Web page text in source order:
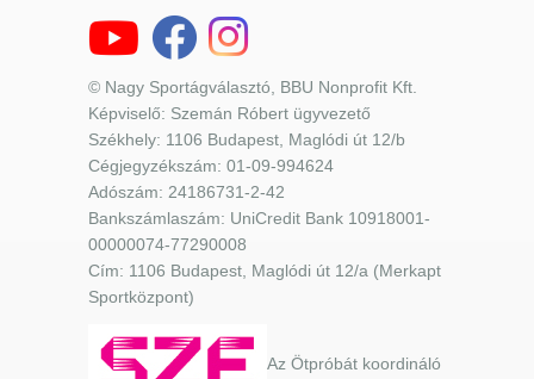
© Nagy Sportágválasztó, BBU Nonprofit Kft.
Képviselő: Szemán Róbert ügyvezető
Székhely: 1106 Budapest, Maglódi út 12/b
Cégjegyzékszám: 01-09-994624
Adószám: 24186731-2-42
Bankszámlaszám: UniCredit Bank 10918001-
00000074-77290008
Cím: 1106 Budapest, Maglódi út 12/a (Merkapt
Sportközpont)
Az Ötpróbát koordináló